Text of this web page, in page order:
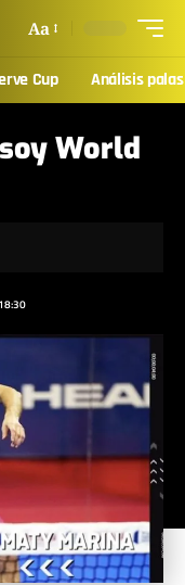
Aa
Cup Análisis palas
World